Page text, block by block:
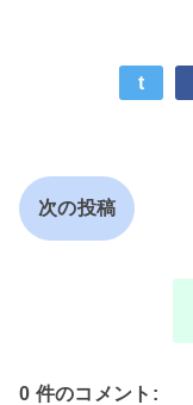
t
次の投稿
0 件のコメント: